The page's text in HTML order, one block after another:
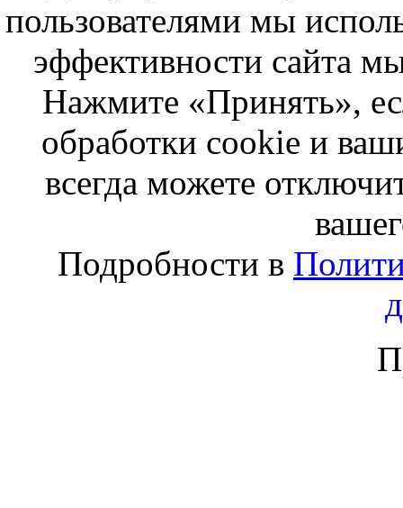
пользователями мы
эффективности сайта
Нажмите «Принять»,
обработки cookie и
всегда можете
Подробности в